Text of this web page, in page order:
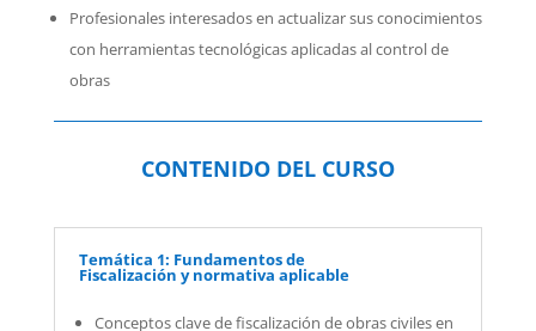
Profesionales interesados en actualizar sus conocimientos
con herramientas tecnológicas aplicadas al control de
obras
CONTENIDO DEL CURSO
Temática 1: Fundamentos de
Fiscalización y normativa aplicable
Conceptos clave de fiscalización de obras civiles en